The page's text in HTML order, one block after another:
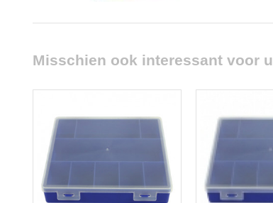
Misschien ook interessant voor u